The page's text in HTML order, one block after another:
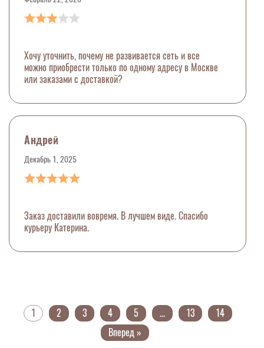
Хочу уточнить, почему не развивается сеть и все
можно приобрести только по одному адресу в Москве
или заказами с доставкой?
Андрей
Декабрь 1, 2025
Заказ доставили вовремя. В лучшем виде. Спасибо
курьеру Катерина.
1 2 3 4 5 ... 13
14
Вперед »